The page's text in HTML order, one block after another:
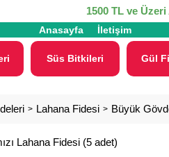
1500 TL ve
Anasayfa İletişim
Süs Bitkileri Gül
Lahana Fidesi Büyük